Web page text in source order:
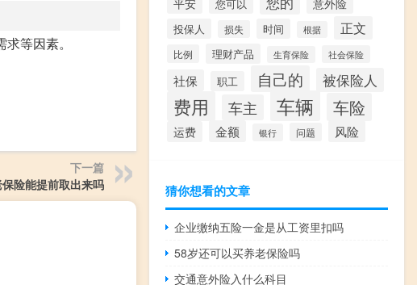
等因素。
下一篇
险能提前取出来吗
平安 您可以 意外险
投保人 损失 时间 根据 正文
比例 理财产品 生育保险 社会保险
社保 职工 自己的 被保险人
费用 车主 车辆 车险
运费 金额 银行 问题 风险
猜你想看的文章
企业缴纳五险一金是从工资里扣吗
58岁还可以买养老保险吗
交通意外险入什么科目